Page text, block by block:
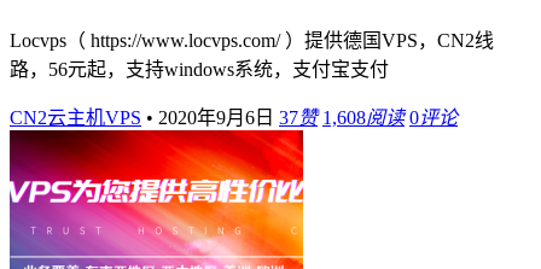
Locvps（ https://www.locvps.com/ ）提供德国VPS，CN2线
路，56元起，支持windows系统，支付宝支付
CN2云主机VPS • 2020年9月6日 37赞 1,608阅读 0评论